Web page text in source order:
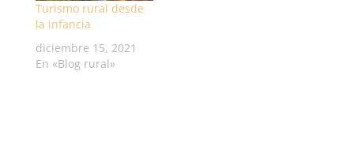
Turismo rural desde
la infancia
diciembre 15, 2021
En «Blog rural»